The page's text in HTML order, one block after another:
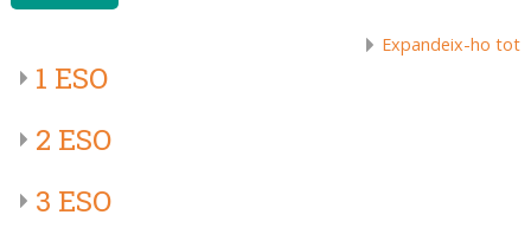
Expandeix-ho tot
1 ESO
2 ESO
3 ESO